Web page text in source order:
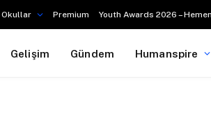
Okullar Premium Youth Awards 2026 –
Gelişim Gündem Humanspire